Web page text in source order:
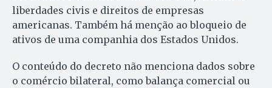
liberdades civis e direitos de empresas
americanas. Também há menção ao bloqueio de
ativos de uma companhia dos Estados Unidos.
O conteúdo do decreto não menciona dados sobre
o comércio bilateral, como balança comercial ou